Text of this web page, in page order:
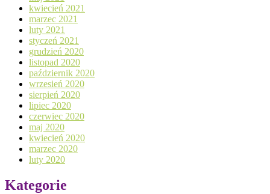
kwiecień 2021
marzec 2021
luty 2021
styczeń 2021
grudzień 2020
listopad 2020
październik 2020
wrzesień 2020
sierpień 2020
lipiec 2020
czerwiec 2020
maj 2020
kwiecień 2020
marzec 2020
luty 2020
Kategorie